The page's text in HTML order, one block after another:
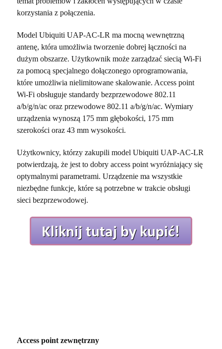
korzystania z połączenia.
Model Ubiquiti UAP-AC-LR ma mocną wewnętrzną
antenę, która umożliwia tworzenie dobrej łączności na
dużym obszarze. Użytkownik może zarządzać siecią Wi-Fi
za pomocą specjalnego dołączonego oprogramowania,
które umożliwia nielimitowane skalowanie. Access point
Wi-Fi obsługuje standardy bezprzewodowe 802.11
a/b/g/n/ac oraz przewodowe 802.11 a/b/g/n/ac. Wymiary
urządzenia wynoszą 175 mm głębokości, 175 mm
szerokości oraz 43 mm wysokości.
Użytkownicy, którzy zakupili model Ubiquiti UAP-AC-LR
potwierdzają, że jest to dobry access point wyróżniający się
optymalnymi parametrami. Urządzenie ma wszystkie
niezbędne funkcje, które są potrzebne w trakcie obsługi
sieci bezprzewodowej.
Access point zewnętrzny